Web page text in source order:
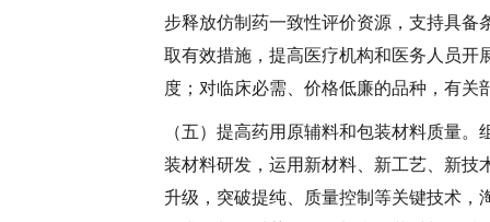
步释放仿制药一致性评价资源，支持具
取有效措施，提高医疗机构和医务人员开
度；对临床必需、价格低廉的品种，有
（五）提高药用原辅料和包装材料质量。
装材料研发，运用新材料、新工艺、新技
升级，突破提纯、质量控制等关键技术